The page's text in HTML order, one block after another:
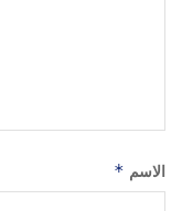
الاسم *